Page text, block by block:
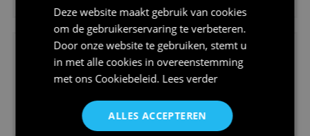
Koningsdag shirt heren v-hals ...
Deze website maakt gebruik van cookies
om de gebruikerservaring te verbeteren.
Door onze website te gebruiken, stemt u
in met alle cookies in overeenstemming
met ons Cookiebeleid. Lees verder
ALLES ACCEPTEREN